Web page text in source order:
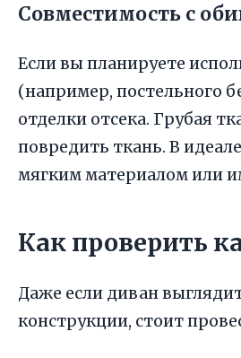
Совместимость с
Если вы планируете
(например, постельного
отделки отсека. Грубая
повредить ткань. В
мягким материалом или
Как проверить
Даже если диван
конструкции, стоит